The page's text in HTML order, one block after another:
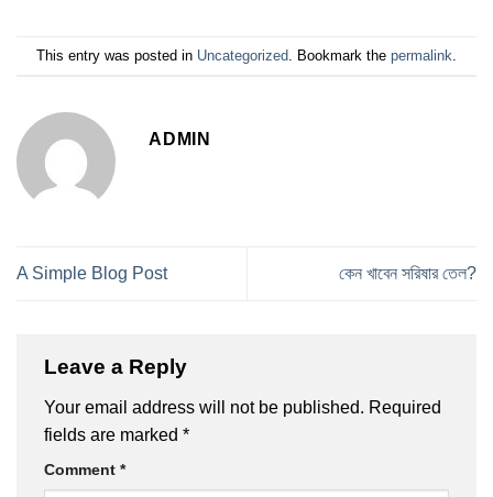
This entry was posted in Uncategorized . Bookmark the permalink
ADMIN
A Simple Blog Post কেন খাবেন সরিষার তেল?
Leave a Reply
Your email address will not be published. Required
fields are marked *
Comment *